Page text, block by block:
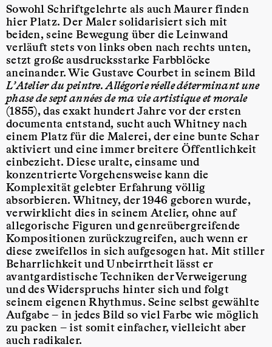
Sowohl Schriftgelehrte als auch Maurer finden
hier Platz. Der Maler solidarisiert sich mit
beiden, seine Bewegung über die Leinwand
verläuft stets von links oben nach rechts unten,
setzt große ausdrucksstarke Farbblöcke
aneinander. Wie Gustave Courbet in seinem Bild
L’Atelier du peintre. Allégorie réelle déterminant une
phase de sept années de ma vie artistique et morale
(1855), das exakt hundert Jahre vor der ersten
documenta entstand, sucht auch Whitney nach
einem Platz für die Malerei, der eine bunte Schar
aktiviert und eine immer breitere Öffentlichkeit
einbezieht. Diese uralte, einsame und
konzentrierte Vorgehensweise kann die
Komplexität gelebter Erfahrung völlig
absorbieren. Whitney, der 1946 geboren wurde,
verwirklicht dies in seinem Atelier, ohne auf
allegorische Figuren und genreübergreifende
Kompositionen zurückzugreifen, auch wenn er
diese zweifellos in sich aufgesogen hat. Mit stiller
Beharrlichkeit und Unbeirrtheit lässt er
avantgardistische Techniken der Verweigerung
und des Widerspruchs hinter sich und folgt
seinem eigenen Rhythmus. Seine selbst gewählte
Aufgabe – in jedes Bild so viel Farbe wie möglich
zu packen – ist somit einfacher, vielleicht aber
auch radikaler.